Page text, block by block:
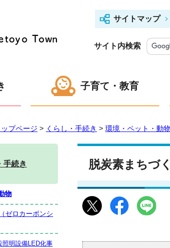
サイトマップ
サイト内検索
子育て・教育
ップページ > くらし・手続き > 環境・ペット・動物
脱炭素まちづ
手続き
物
ゼロカーボンシ
照明設備LED化事